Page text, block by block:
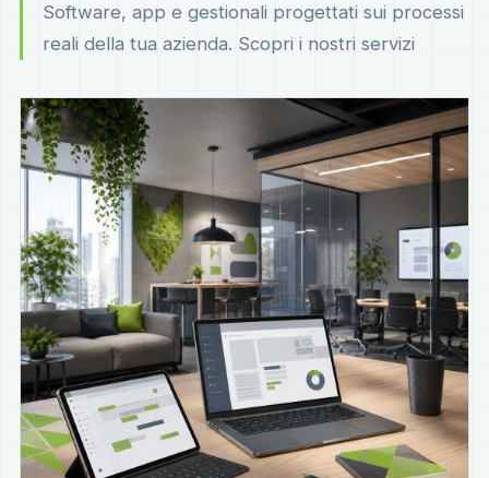
Software, app e gestionali progettati sui processi
reali della tua azienda. Scopri i nostri servizi